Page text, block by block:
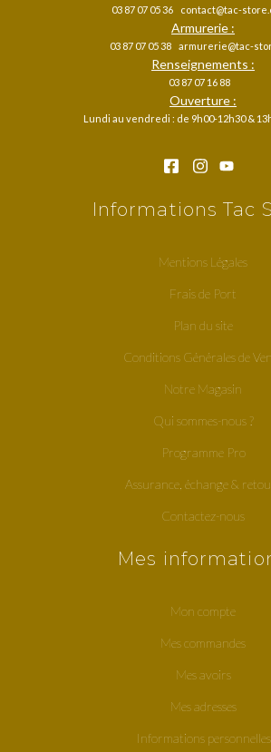
03 87 07 05 36 contact@tac-
Armurerie :
03 87 07 05 38 armurerie@tac-
Renseignements :
03 87 07 16 88
Ouverture :
Lundi au vendredi : de 9h00-12h30 &
Informations Tac
Mentions Légales
Frais de Port
Plan du site
Conditions Générales de
Notre Magasin
Qui sommes-nous ?
Programme Pro
Assurance, échange &
Contactez-nous
Mes
Mon compte
Mes commandes
Mes avoirs
Mes adresses
Informations personnelles